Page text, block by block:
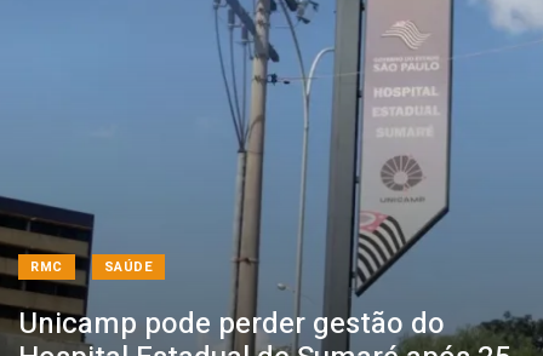
RMC SAÚDE
Unicamp pode perder gestão do